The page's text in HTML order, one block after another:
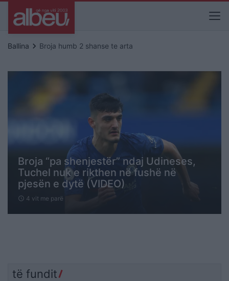
Ballina keyboard_arrow_right Broja humb 2 shanse te arta
Broja “pa shenjestër” ndaj Udineses,
Tuchel nuk e rikthen në fushë në
pjesën e dytë (VIDEO)
schedule 4 vit me parë
të fundit